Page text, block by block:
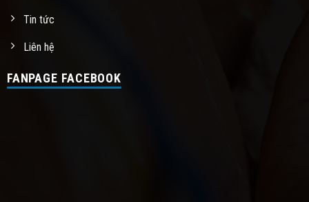
Tin tức
Liên hệ
FANPAGE FACEBOOK